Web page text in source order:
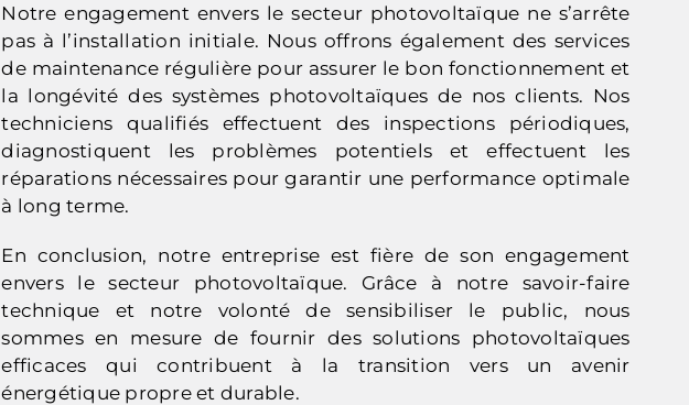
Notre engagement envers le secteur photovoltaïque ne s’arrête
pas à l’installation initiale. Nous offrons également des services
de maintenance régulière pour assurer le bon fonctionnement et
la longévité des systèmes photovoltaïques de nos clients. Nos
techniciens qualifiés effectuent des inspections périodiques,
diagnostiquent les problèmes potentiels et effectuent les
réparations nécessaires pour garantir une performance optimale
à long terme.
En conclusion, notre entreprise est fière de son engagement
envers le secteur photovoltaïque. Grâce à notre savoir-faire
technique et notre volonté de sensibiliser le public, nous
sommes en mesure de fournir des solutions photovoltaïques
efficaces qui contribuent à la transition vers un avenir
énergétique propre et durable.